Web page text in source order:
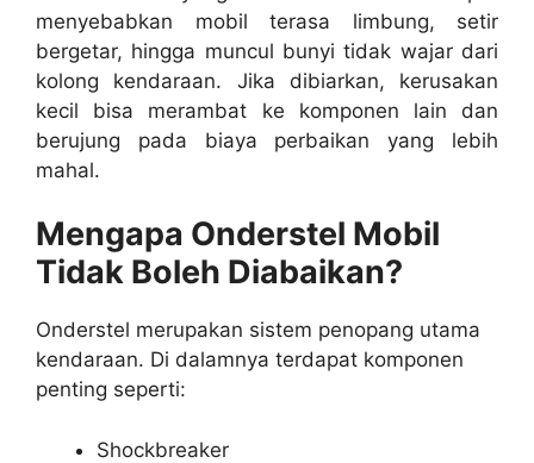
menyebabkan mobil terasa limbung, setir
bergetar, hingga muncul bunyi tidak wajar dari
kolong kendaraan. Jika dibiarkan, kerusakan
kecil bisa merambat ke komponen lain dan
berujung pada biaya perbaikan yang lebih
mahal.
Mengapa Onderstel Mobil
Tidak Boleh Diabaikan?
Onderstel merupakan sistem penopang utama
kendaraan. Di dalamnya terdapat komponen
penting seperti:
Shockbreaker